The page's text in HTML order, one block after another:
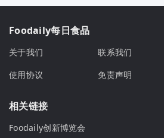
Foodaily每日食品
关于我们 联系我们
使用协议
免责声明
相关链接
Foodaily创新博览会